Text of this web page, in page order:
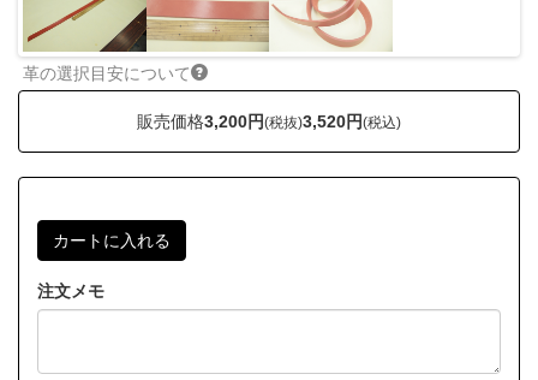
革の選択目安について
販売価格3,200円(税抜)3,520円(税込)
注文メモ